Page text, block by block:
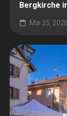
Bergkirche
Mai 25, 2026